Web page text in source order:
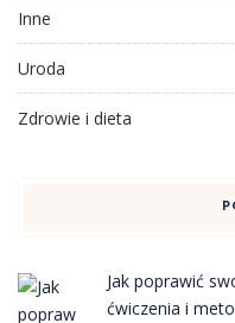
Inne
Uroda
Zdrowie i dieta
Jak poprawić
ćwiczenia i